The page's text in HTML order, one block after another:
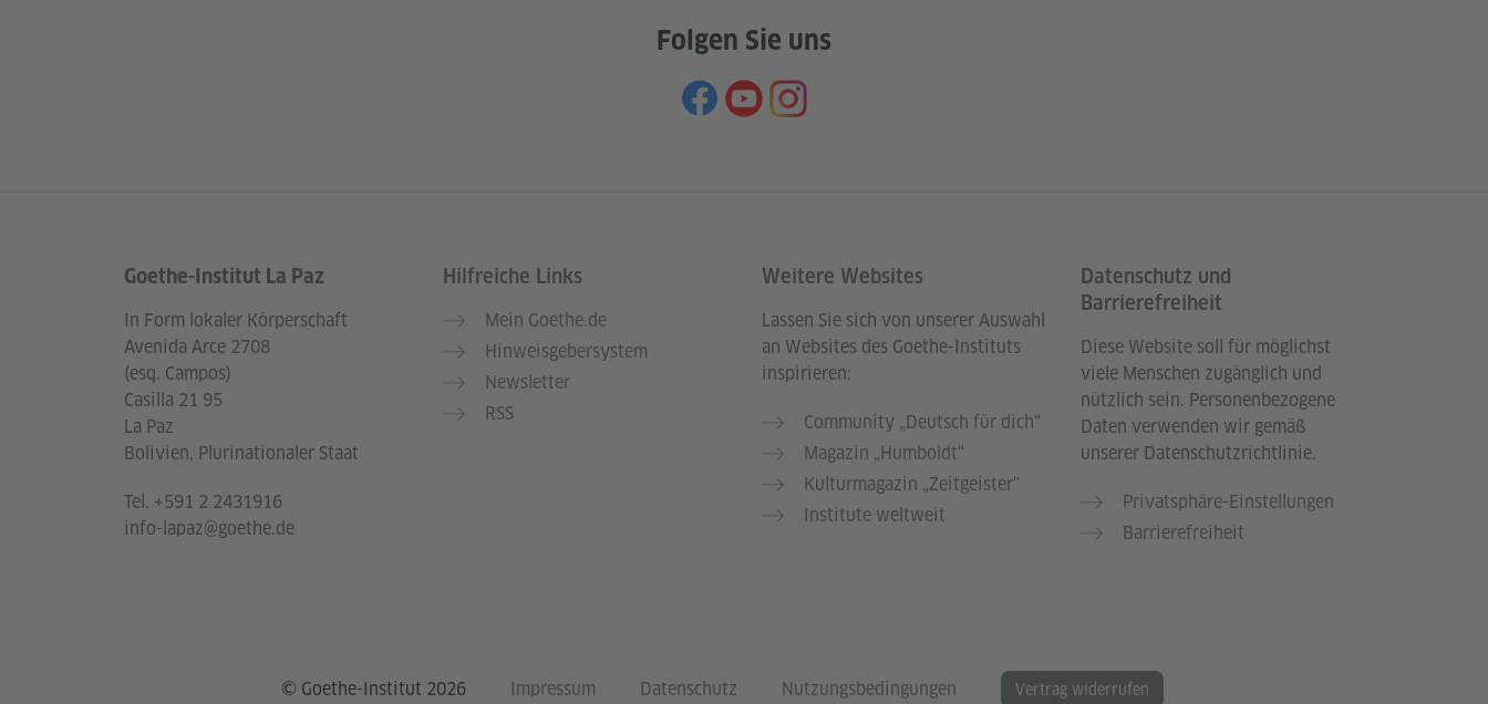
Folgen Sie uns
Service- und Informationsbereich
Goethe-Institut La Paz
In Form lokaler Körperschaft
Avenida Arce 2708
(esq. Campos)
Casilla 21 95
La Paz
Bolivien, Plurinationaler Staat
Tel. +591 2 2431916
info-lapaz@goethe.de
Hilfreiche Links
Mein Goethe.de
Hinweisgebersystem
Newsletter
RSS
Weitere Websites
Lassen Sie sich von unserer Auswahl
an Websites des Goethe-Instituts
inspirieren:
Community „Deutsch für dich“
Magazin „Humboldt“
Kulturmagazin „Zeitgeister"
Institute weltweit
Datenschutz und
Barrierefreiheit
Diese Website soll für möglichst
viele Menschen zugänglich und
nützlich sein. Personenbezogene
Daten verwenden wir gemäß
unserer Datenschutzrichtlinie.
Privatsphäre-Einstellungen
Barrierefreiheit
© Goethe-Institut 2026 Impressum Datenschutz Nutzungsbedingungen Vertrag widerrufen